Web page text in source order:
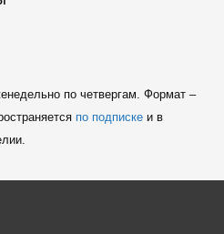
по четвергам. Формат –
по подпискеи в